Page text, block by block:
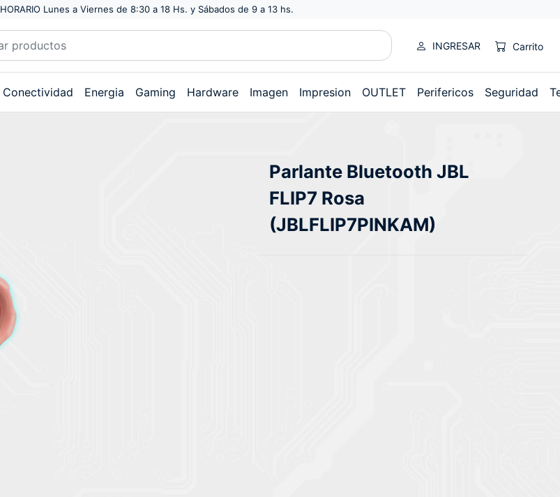
HORARIO Lunes a Viernes de 8:30 a 18 Hs. y Sábados de 9 a 13 hs.
INGRESAR Carrito
Conectividad Energia Gaming Hardware Imagen Impresion OUTLET Perifericos Seguridad
Parlante Bluetooth JBL
FLIP7 Rosa
(JBLFLIP7PINKAM)